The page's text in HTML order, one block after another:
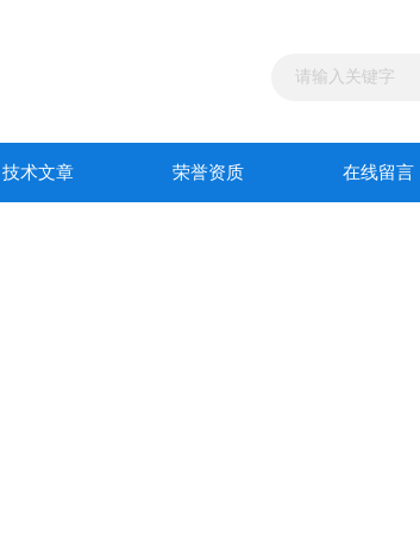
技术文章 荣誉资质 在线留言